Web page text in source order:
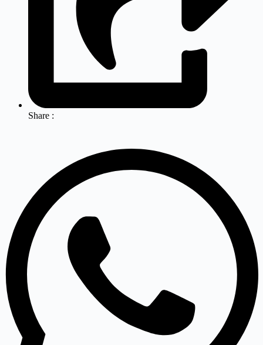
Share :